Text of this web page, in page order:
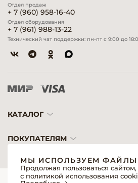
Отдел продаж
+ 7 (960) 958-16-40
Отдел оборудования
+ 7 (961) 988-13-22
Технический чат поддержки: пн-пт с 9:00 до
КАТАЛОГ
ПОКУПАТЕЛЯМ
© 2026 «Модерн»— Косметика и
МЫ ИСПОЛЬЗУЕМ ФАЙЛЫ
Продолжая пользоваться
с политикой использования